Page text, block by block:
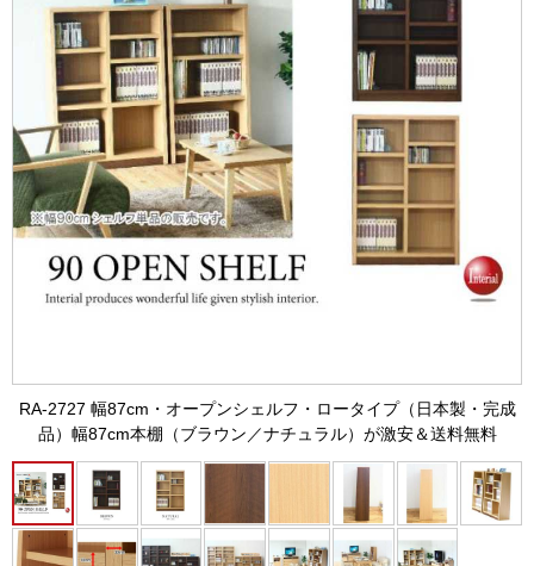
RA-2727 幅87cm・オープンシェルフ・ロータイプ（日本製・完成
品）幅87cm本棚（ブラウン／ナチュラル）が激安＆送料無料